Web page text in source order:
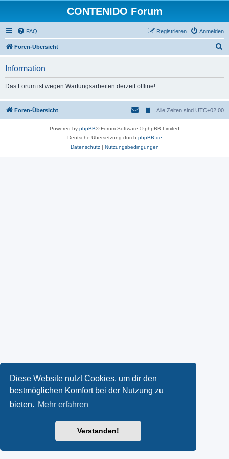
Diese Website nutzt Cookies, um dir den
bestmöglichen Komfort bei der Nutzung zu
bieten. Mehr erfahren
Verstanden!
CONTENIDO Forum
FAQ Anmelden
Registrieren
Foren-Übersicht
Information
Das Forum ist wegen Wartungsarbeiten derzeit offline!
Foren-Übersicht Alle Zeiten sind UTC+02:00
Powered by phpBB® Forum Software © phpBB Limited
Deutsche Übersetzung durch phpBB.de
Datenschutz| Nutzungsbedingungen